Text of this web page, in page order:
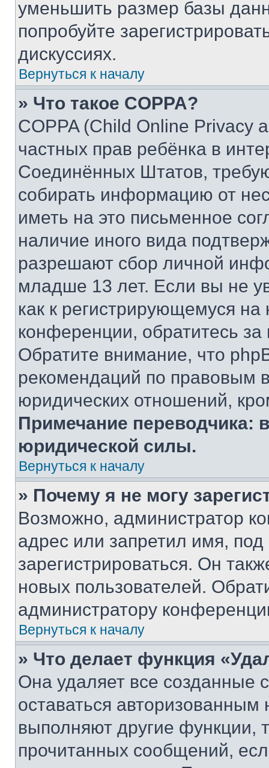
уменьшить размер базы
попробуйте
дискуссиях.
Вернуться к началу
» Что такое COPPA?
COPPA (Child Online Privacy
частных прав ребёнка в
Соединённых Штатов,
собирать информацию от
иметь на это письменное
наличие иного вида
разрешают сбор личной
младше 13 лет. Если вы не
как к регистрирующемуся
конференции, обратитесь
Обратите внимание, что
рекомендаций по правовым
юридических отношений,
Примечание переводчика:
юридической силы.
Вернуться к началу
» Почему я не могу
Возможно, администратор
адрес или запретил имя,
зарегистрироваться. Он
новых пользователей.
администратору
Вернуться к началу
» Что делает функция
Она удаляет все созданные
оставаться
выполняют другие функции,
прочитанных сообщений,